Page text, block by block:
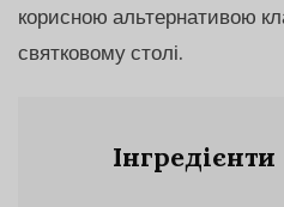
корисною альтернативою
святковому столі.
Інгредієнти